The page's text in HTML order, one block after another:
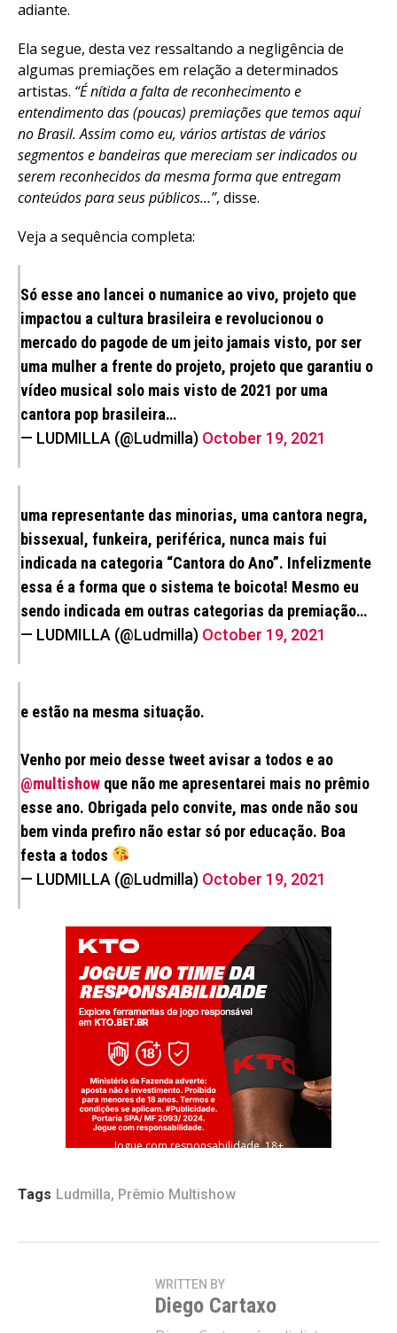
adiante.
Ela segue, desta vez ressaltando a negligência de
algumas premiações em relação a determinados
artistas. “É nítida a falta de reconhecimento e
entendimento das (poucas) premiações que temos aqui
no Brasil. Assim como eu, vários artistas de vários
segmentos e bandeiras que mereciam ser indicados ou
serem reconhecidos da mesma forma que entregam
conteúdos para seus públicos…”, disse.
Veja a sequência completa:
Só esse ano lancei o numanice ao vivo, projeto que
impactou a cultura brasileira e revolucionou o
mercado do pagode de um jeito jamais visto, por ser
uma mulher a frente do projeto, projeto que garantiu o
vídeo musical solo mais visto de 2021 por uma
cantora pop brasileira…
— LUDMILLA (@Ludmilla) October 19, 2021
uma representante das minorias, uma cantora negra,
bissexual, funkeira, periférica, nunca mais fui
indicada na categoria “Cantora do Ano”. Infelizmente
essa é a forma que o sistema te boicota! Mesmo eu
sendo indicada em outras categorias da premiação…
— LUDMILLA (@Ludmilla) October 19, 2021
e estão na mesma situação.
Venho por meio desse tweet avisar a todos e ao
@multishow que não me apresentarei mais no prêmio
esse ano. Obrigada pelo convite, mas onde não sou
bem vinda prefiro não estar só por educação. Boa
festa a todos
— LUDMILLA (@Ludmilla) October 19, 2021
Jogue com responsabilidade. 18+
Tags Ludmilla, Prêmio Multishow
WRITTEN BY
Diego Cartaxo